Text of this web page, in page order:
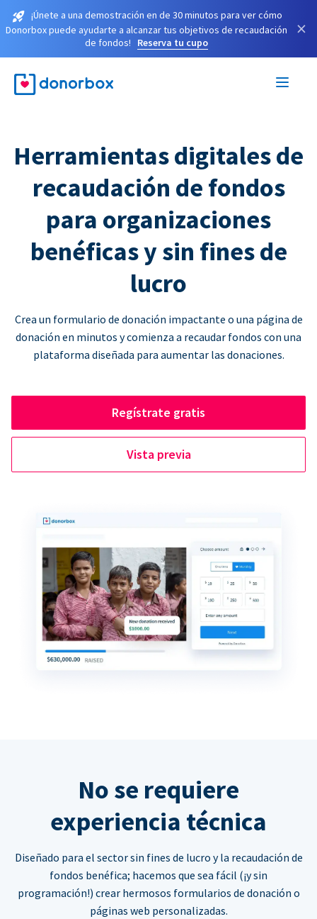
¡Únete a una demostración en de 30 minutos para ver cómo
Donorbox puede ayudarte a alcanzar tus objetivos de recaudación
de fondos!
Reserva tu cupo
×
Herramientas digitales de
recaudación de fondos
para organizaciones
benéficas y sin fines de
lucro
Crea un formulario de donación impactante o una página de
donación en minutos y comienza a recaudar fondos con una
plataforma diseñada para aumentar las donaciones.
Regístrate gratis
Vista previa
No se requiere
experiencia técnica
Diseñado para el sector sin fines de lucro y la recaudación de
fondos benéfica; hacemos que sea fácil (¡y sin
programación!) crear hermosos formularios de donación o
páginas web personalizadas.